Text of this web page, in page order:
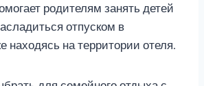
родителям занять детей
отпуском в
находясь на территории отеля.